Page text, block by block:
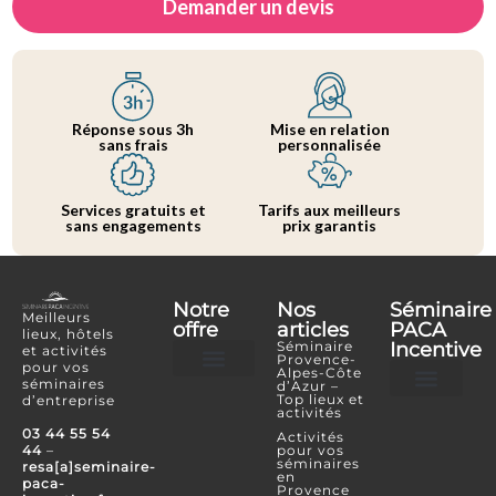
Demander un devis
Réponse sous 3h
sans frais
Mise en relation
personnalisée
Services gratuits et
sans engagements
Tarifs aux meilleurs
prix garantis
Meilleurs
lieux, hôtels
et activités
pour vos
séminaires
d’entreprise
03 44 55 54
44 –
resa[a]seminaire-
paca-
Notre
offre
Nos
articles
Séminaire
Provence-
Alpes-Côte
d’Azur –
Top lieux et
activités
Activités
pour vos
séminaires
en
Provence
Séminaire
PACA
Incentive